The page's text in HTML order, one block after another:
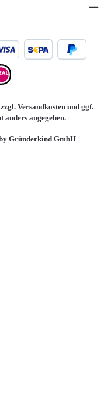
Gründerkind GmbH
Versandkosten und ggf.
anders angegeben.